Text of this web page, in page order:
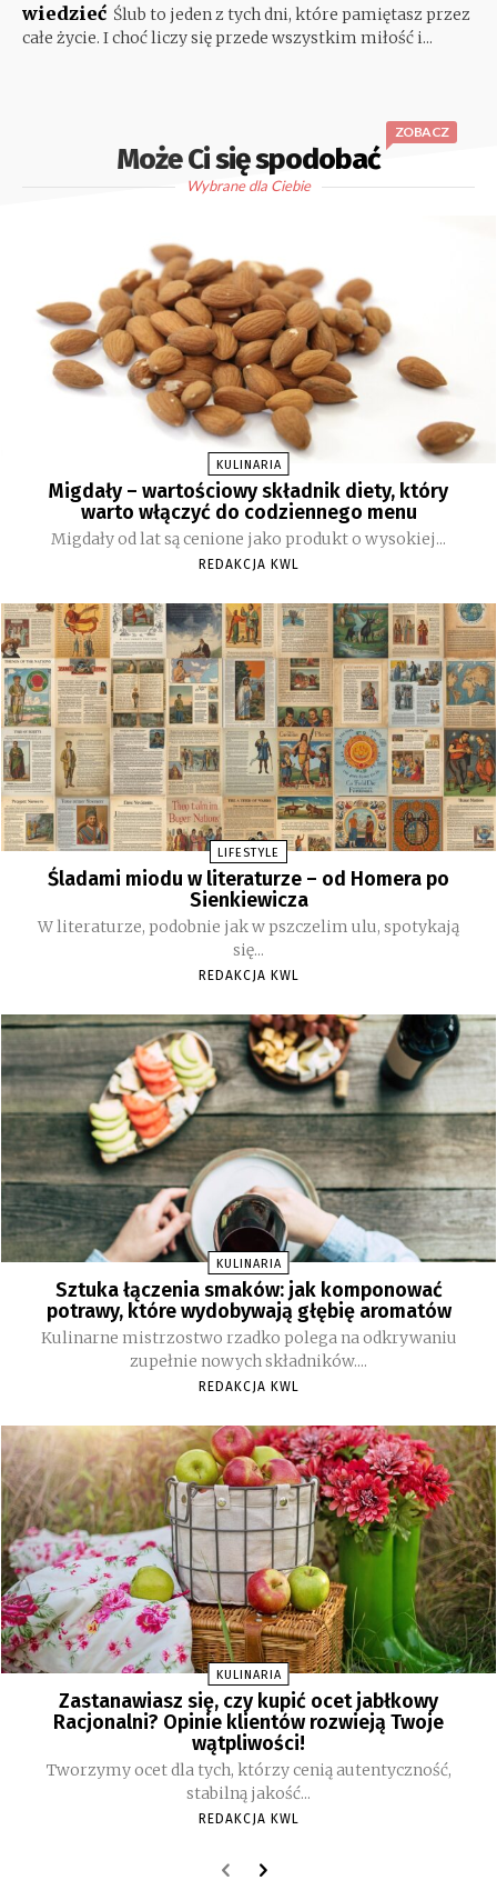
wiedzieć Ślub to jeden z tych dni, które pamiętasz przez
całe życie. I choć liczy się przede wszystkim miłość i...
Może Ci się spodobać
ZOBACZ
Wybrane dla Ciebie
KULINARIA
Migdały – wartościowy składnik diety, który
warto włączyć do codziennego menu
Migdały od lat są cenione jako produkt o wysokiej...
REDAKCJA KWL
LIFESTYLE
Śladami miodu w literaturze – od Homera po
Sienkiewicza
W literaturze, podobnie jak w pszczelim ulu, spotykają
się...
REDAKCJA KWL
KULINARIA
Sztuka łączenia smaków: jak komponować
potrawy, które wydobywają głębię aromatów
Kulinarne mistrzostwo rzadko polega na odkrywaniu
zupełnie nowych składników....
REDAKCJA KWL
KULINARIA
Zastanawiasz się, czy kupić ocet jabłkowy
Racjonalni? Opinie klientów rozwieją Twoje
wątpliwości!
Tworzymy ocet dla tych, którzy cenią autentyczność,
stabilną jakość...
REDAKCJA KWL